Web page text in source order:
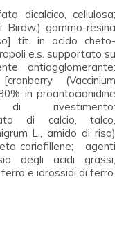
dicalcico, cellulosa;
gommo-resina
tit. in acido cheto-
e.s. supportato su
antiagglomerante:
(Vaccinium
in proantocianidine
rivestimento:
di calcio, talco,
L., amido di riso)
cariofillene; agenti
degli acidi grassi,
e idrossidi di ferro.